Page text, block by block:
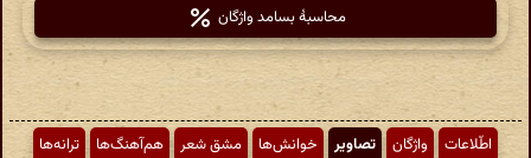
محاسبهٔ بسامد واژگان
اطّلاعات واژگان تصاویر خوانش‌ها مشق شعر هم‌آهنگ‌ها
ترانه‌ها